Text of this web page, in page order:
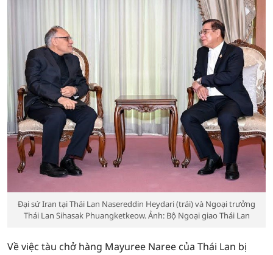
Đại sứ Iran tại Thái Lan Nasereddin Heydari (trái) và Ngoại trưởng
Thái Lan Sihasak Phuangketkeow. Ảnh: Bộ Ngoại giao Thái Lan
Về việc tàu chở hàng Mayuree Naree của Thái Lan bị